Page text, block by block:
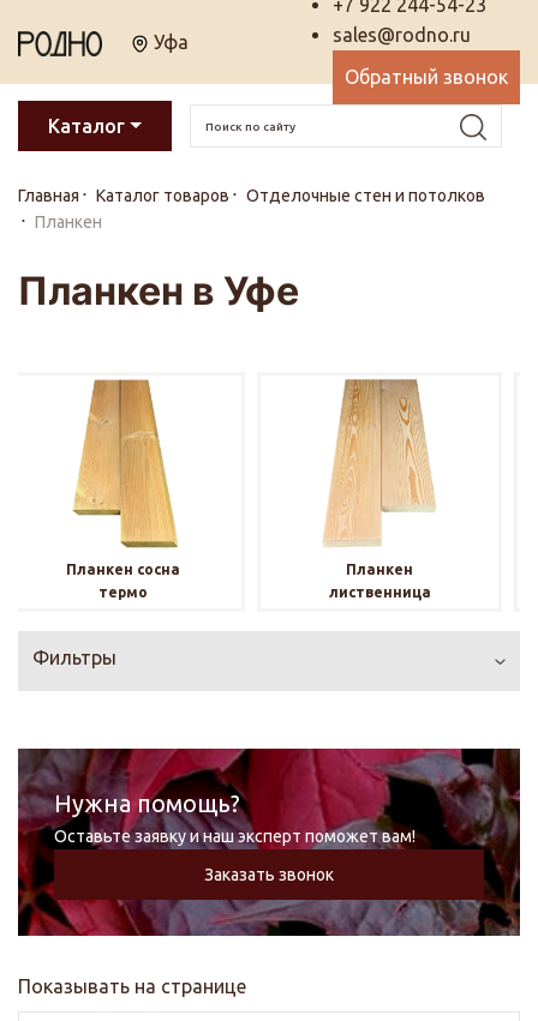
Уфа
+7 922 244-54-23
sales@rodno.ru
Обратный звонок
Каталог
Главная Каталог товаров
Отделочные стен и потолков
Планкен
Планкен в Уфе
Планкен сосна
термо
Планкен
лиственница
Фильтры
Нужна помощь?
Оставьте заявку и наш эксперт поможет вам!
Заказать звонок
Показывать на странице